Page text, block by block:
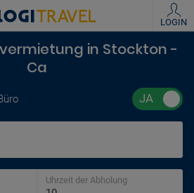
LOGIN
in Stockton -
Ca
Uhrzeit der Abholung